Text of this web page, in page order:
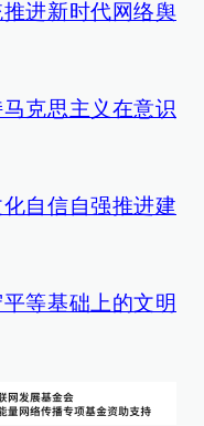
推进新时代网络舆
马克思主义在意识
化自信自强推进建
平等基础上的文明